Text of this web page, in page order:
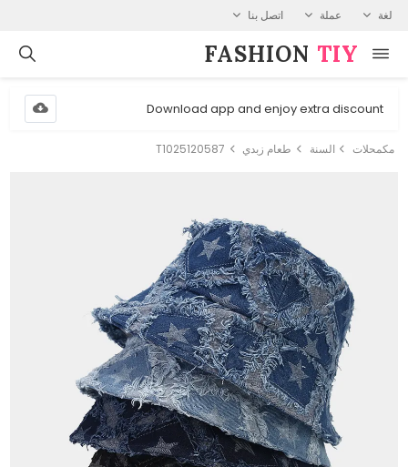
لغة عملة اتصل بنا
FASHION⁠ TIY
Download app and enjoy extra discount
مكمحلات السنة طعام زبدي T1025120587